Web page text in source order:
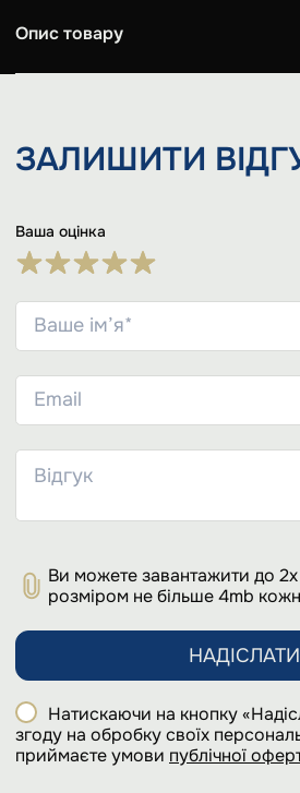
Опис товару
ЗАЛИШИТИ
Ваша оцінка
Ви можете завантажити до
розміром не більше 4mb
НАДІСЛАТИ
Натискаючи на кнопку
згоду на обробку своїх
приймаєте умови публічної